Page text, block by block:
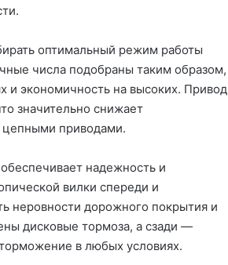
оптимальный режим работы
числа подобраны таким образом,
и экономичность на высоких. Привод
значительно снижает
цепными приводами.
надежность и
вилки спереди и
неровности дорожного покрытия и
дисковые тормоза, а сзади —
в любых условиях.